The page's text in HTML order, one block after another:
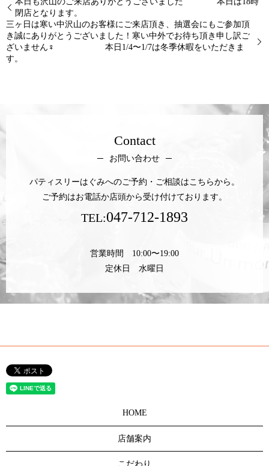
閉店となります。
三ヶ日は寒い中沢山のお客様にご来店頂き、抽選会にもご参加頂
き誠にありがとうございました！寒い中外でお待ち頂き申し訳ご
ざいません‍♀️ 本日1/4〜1/7は冬季休暇をいただきま
す。
Contact
お問い合わせ
パティスリーはぐみへのご予約・ご相談はこちらから。
ご予約はお電話か店頭から受け付けております。
TEL:047-712-1893
営業時間 10:00〜19:00
定休日 水曜日
HOME
店舗案内
こだわり